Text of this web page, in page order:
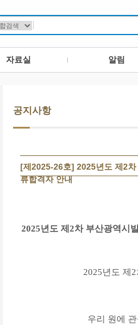
자료실 알림
공지사항
[제2025-26호] 2025년도 제2
류합격자 안내
2025년도 제 2차 부산광역시
2025년도 제2
우리 원에